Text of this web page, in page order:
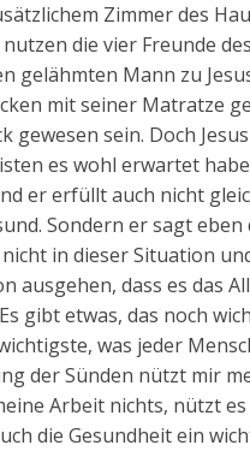
Zimmer des
nutzen die vier Freunde
gelähmten Mann zu
mit seiner Matratze
gewesen sein. Doch
es wohl erwartet
er erfüllt auch nicht
Sondern er sagt
in dieser Situation
ausgehen, dass es das
gibt etwas, das noch
was jeder
der Sünden nützt mir
Arbeit nichts, nützt
die Gesundheit ein